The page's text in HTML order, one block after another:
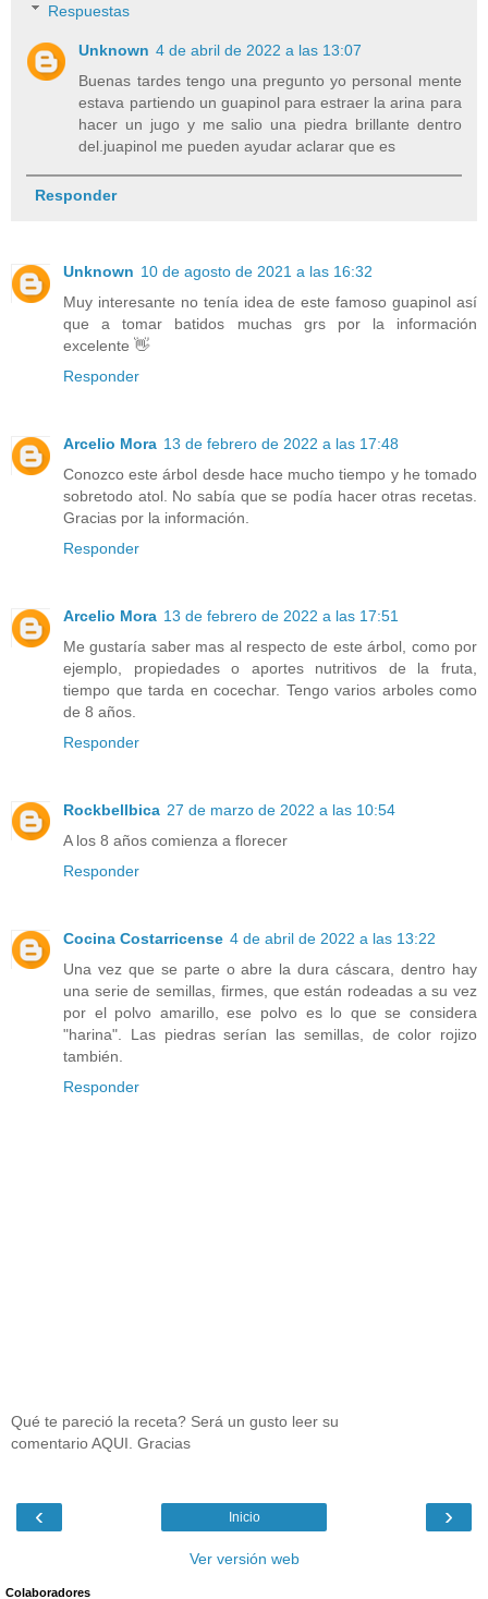
Respuestas
Unknown 4 de abril de 2022 a las 13:07
Buenas tardes tengo una pregunto yo personal mente
estava partiendo un guapinol para estraer la arina para
hacer un jugo y me salio una piedra brillante dentro
del.juapinol me pueden ayudar aclarar que es
Responder
Unknown 10 de agosto de 2021 a las 16:32
Muy interesante no tenía idea de este famoso guapinol así
que a tomar batidos muchas grs por la información
excelente 👋
Responder
Arcelio Mora 13 de febrero de 2022 a las 17:48
Conozco este árbol desde hace mucho tiempo y he tomado
sobretodo atol. No sabía que se podía hacer otras recetas.
Gracias por la información.
Responder
Arcelio Mora 13 de febrero de 2022 a las 17:51
Me gustaría saber mas al respecto de este árbol, como por
ejemplo, propiedades o aportes nutritivos de la fruta,
tiempo que tarda en cocechar. Tengo varios arboles como
de 8 años.
Responder
Rockbellbica 27 de marzo de 2022 a las 10:54
A los 8 años comienza a florecer
Responder
Cocina Costarricense 4 de abril de 2022 a las 13:22
Una vez que se parte o abre la dura cáscara, dentro hay
una serie de semillas, firmes, que están rodeadas a su vez
por el polvo amarillo, ese polvo es lo que se considera
"harina". Las piedras serían las semillas, de color rojizo
también.
Responder
Qué te pareció la receta? Será un gusto leer su
comentario AQUI. Gracias
‹ ›
Inicio
Ver versión web
Colaboradores